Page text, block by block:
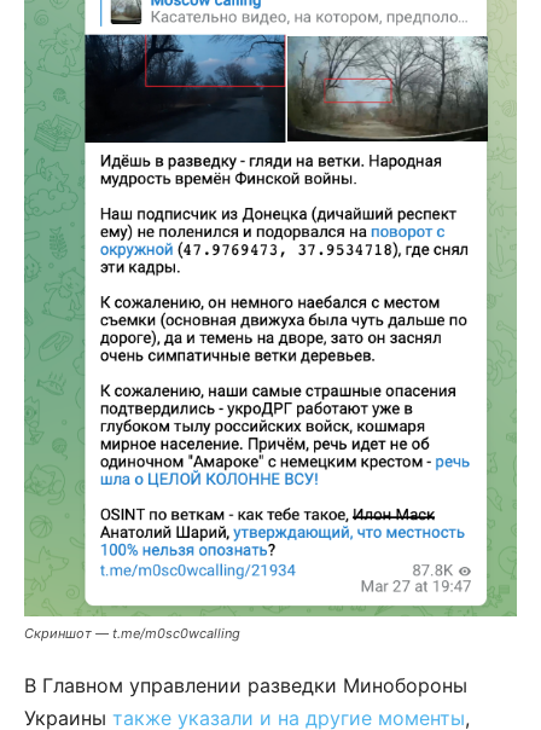
Скриншот — t.me/m0sc0wcalling
В Главном управлении разведки Минобороны
Украины также указали и на другие моменты,